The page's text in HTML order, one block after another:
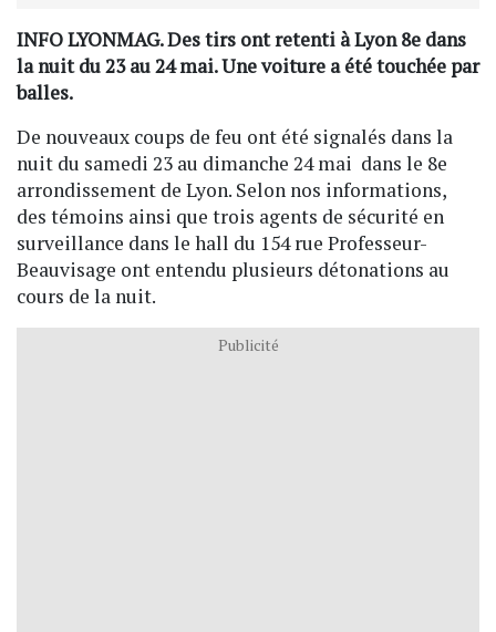
INFO LYONMAG. Des tirs ont retenti à Lyon 8e dans
la nuit du 23 au 24 mai. Une voiture a été touchée par
balles.
De nouveaux coups de feu ont été signalés dans la
nuit du samedi 23 au dimanche 24 mai dans le 8e
arrondissement de Lyon. Selon nos informations,
des témoins ainsi que trois agents de sécurité en
surveillance dans le hall du 154 rue Professeur-
Beauvisage ont entendu plusieurs détonations au
cours de la nuit.
Publicité